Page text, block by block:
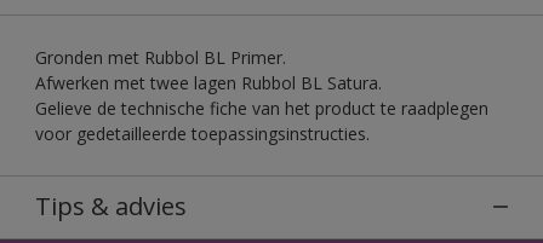
Gronden met Rubbol BL Primer.
Afwerken met twee lagen Rubbol BL Satura.
Gelieve de technische fiche van het product te raadplegen
voor gedetailleerde toepassingsinstructies.
Tips & advies